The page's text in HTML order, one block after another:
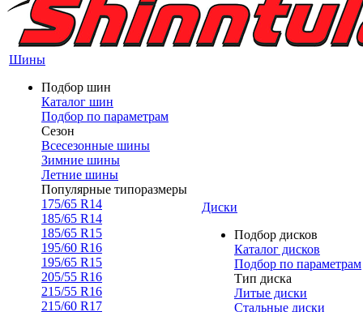
Шины
Подбор шин
Каталог шин
Подбор по параметрам
Сезон
Всесезонные шины
Зимние шины
Летние шины
Популярные типоразмеры
175/65 R14
185/65 R14
185/65 R15
195/60 R16
195/65 R15
205/55 R16
215/55 R16
215/60 R17
Диски
Подбор дисков
Каталог дисков
Подбор по параметрам
Тип диска
Литые диски
Стальные диски